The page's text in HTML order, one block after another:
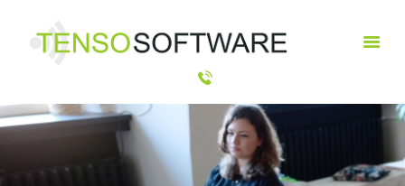
HOME
OPLOSSINGEN
PRODUCTEN